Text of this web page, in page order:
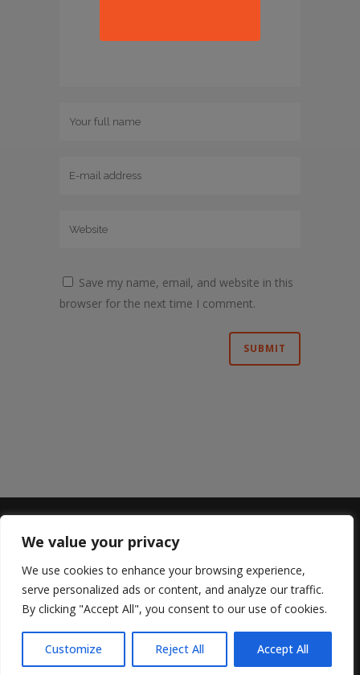
We value your privacy
We use cookies to enhance your browsing experience,
serve personalized ads or content, and analyze our traffic.
By clicking "Accept All", you consent to our use of cookies.
Customize Reject All Accept All
Save my name, email, and website in this
browser for the next time I comment.
Sterling Lyon
669 Sterling Lyon Parkway
204.487.3478
Hours:
Monday to Wednesday 11:00 am to 9:00 pm
Thursday to Saturday: 11:00 am to 10:00 pm